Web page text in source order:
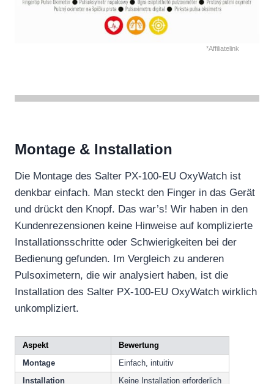
*Affiliatelink
Montage & Installation
Die Montage des Salter PX-100-EU OxyWatch ist
denkbar einfach. Man steckt den Finger in das Gerät
und drückt den Knopf. Das war’s! Wir haben in den
Kundenrezensionen keine Hinweise auf komplizierte
Installationsschritte oder Schwierigkeiten bei der
Bedienung gefunden. Im Vergleich zu anderen
Pulsoximetern, die wir analysiert haben, ist die
Installation des Salter PX-100-EU OxyWatch wirklich
unkompliziert.
Aspekt
Bewertung
Montage
Einfach, intuitiv
Installation
Keine Installation erforderlich